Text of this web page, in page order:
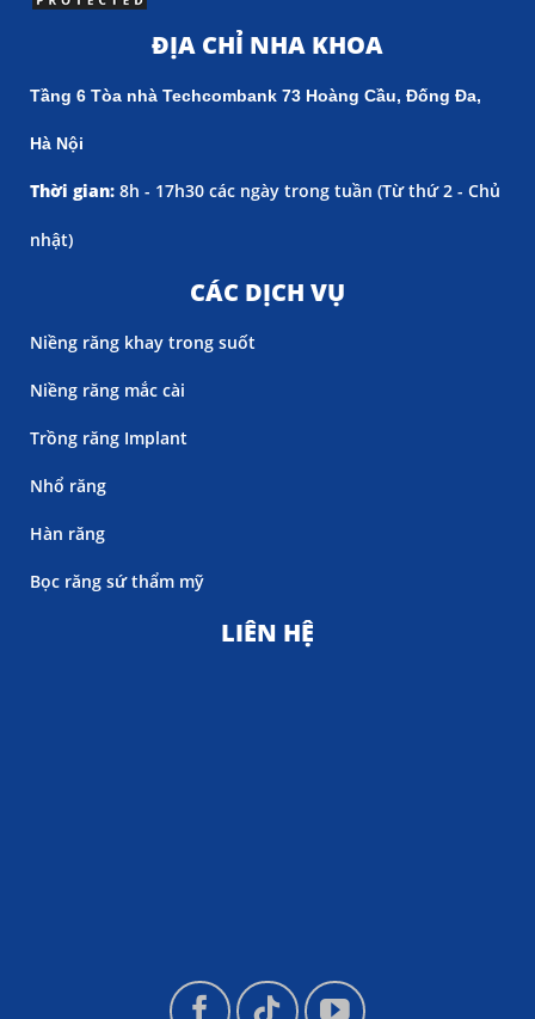
ĐỊA CHỈ NHA KHOA
Tầng 6 Tòa nhà Techcombank 73 Hoàng Cầu, Đống Đa,
Hà Nội
Thời gian: 8h - 17h30 các ngày trong tuần (Từ thứ 2 - Chủ
nhật)
CÁC DỊCH VỤ
Niềng răng khay trong suốt
Niềng răng mắc cài
Trồng răng Implant
Nhổ răng
Hàn răng
Bọc răng sứ thẩm mỹ
LIÊN HỆ